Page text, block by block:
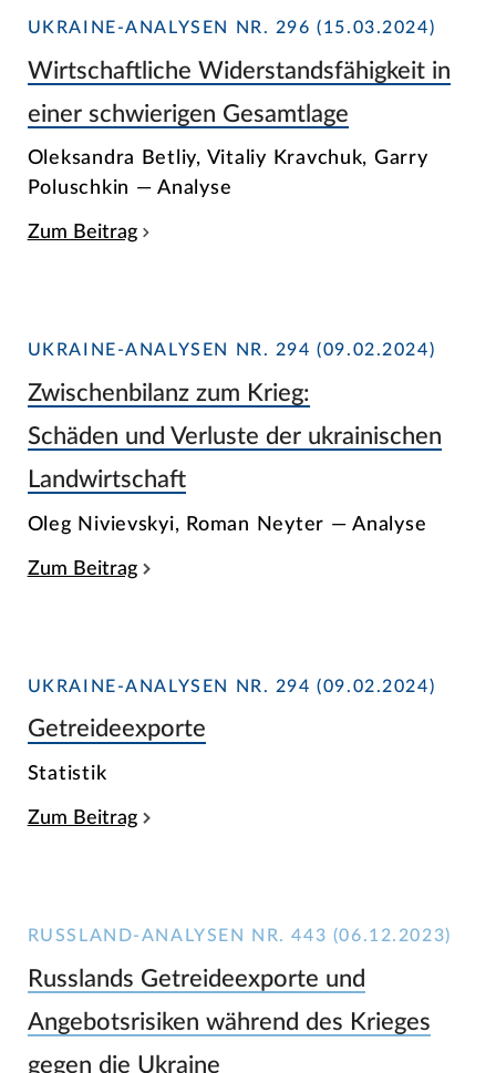
UKRAINE-ANALYSEN NR. 296 (15.03.2024)
Wirtschaftliche Widerstandsfähigkeit in
einer schwierigen Gesamtlage
Oleksandra Betliy, Vitaliy Kravchuk, Garry
Poluschkin — Analyse
Zum Beitrag
UKRAINE-ANALYSEN NR. 294 (09.02.2024)
Zwischenbilanz zum Krieg:
Schäden und Verluste der ukrainischen
Landwirtschaft
Oleg Nivievskyi, Roman Neyter — Analyse
Zum Beitrag
UKRAINE-ANALYSEN NR. 294 (09.02.2024)
Getreideexporte
Statistik
Zum Beitrag
RUSSLAND-ANALYSEN NR. 443 (06.12.2023)
Russlands Getreideexporte und
Angebotsrisiken während des Krieges
gegen die Ukraine